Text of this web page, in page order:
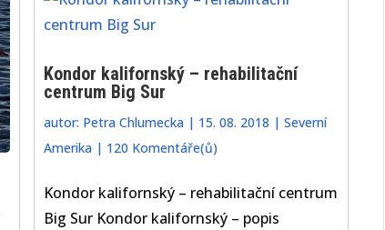
Kondor kalifornský – rehabilitační
centrum Big Sur
autor: Petra Chlumecka| 15. 08. 2018 | Severní
Amerika| 120 Komentáře(ů)
Kondor kalifornský – rehabilitační centrum
Big Sur Kondor kalifornský – popis